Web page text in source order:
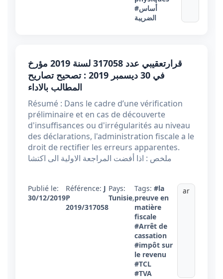
#أساس
الضريبة
قرارتعقيبي عدد 317058 لسنة 2019 مؤرخ
في 30 ديسمبر 2019 : تصحيح تصاريح
المطالب بالاداء
Résumé : Dans le cadre d’une vérification
préliminaire et en cas de découverte
d'insuffisances ou d'irrégularités au niveau
des déclarations, l'administration fiscale a le
droit de rectifier les erreurs apparentes.
ملخص : اذا أفضت المراجعة الاولية الى اكتشا
Publié le:
30/12/2019
Référence: J
P
2019/317058
Pays:
Tunisie,
Tags: #la
preuve en
matière
fiscale
#Arrêt de
cassation
#impôt sur
le revenu
#TCL
#TVA
ar